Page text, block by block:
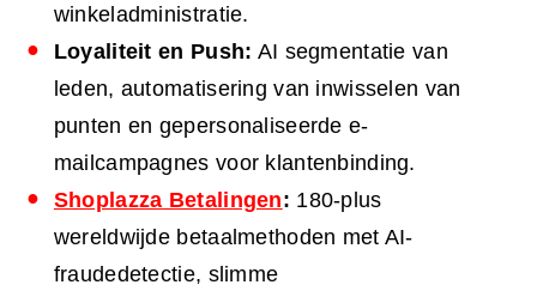
winkeladministratie.
Loyaliteit en Push: AI segmentatie van
leden, automatisering van inwisselen van
punten en gepersonaliseerde e-
mailcampagnes voor klantenbinding.
Shoplazza Betalingen: 180-plus
wereldwijde betaalmethoden met AI-
fraudedetectie, slimme